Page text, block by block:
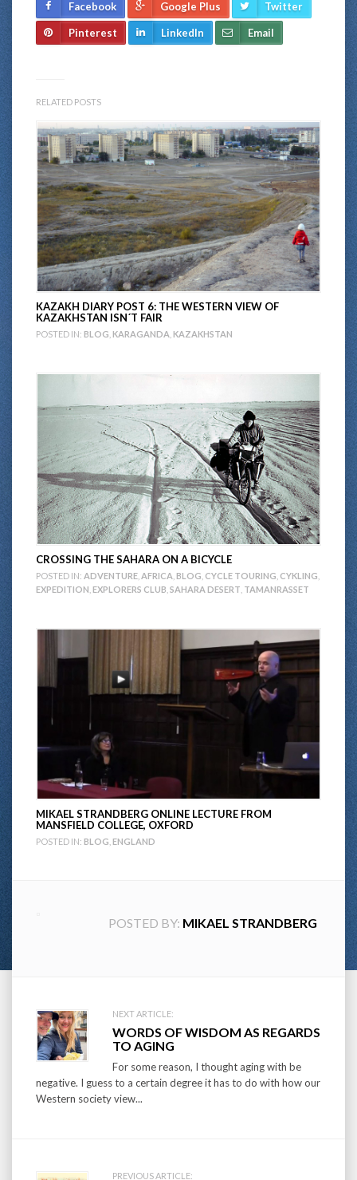
Facebook Google Plus Twitter
Pinterest LinkedIn Email
RELATED POSTS
KAZAKH DIARY POST 6: THE WESTERN VIEW OF
KAZAKHSTAN ISN´T FAIR
POSTED IN: BLOG KARAGANDA KAZAKHSTAN
CROSSING THE SAHARA ON A BICYCLE
POSTED IN: ADVENTURE AFRICA BLOG CYCLE TOURING CYKLING
EXPEDITION EXPLORERS CLUB SAHARA DESERT TAMANRASSET
MIKAEL STRANDBERG ONLINE LECTURE FROM
MANSFIELD COLLEGE, OXFORD
POSTED IN: BLOG ENGLAND
POSTED BY: MIKAEL STRANDBERG
Post
navigation
NEXT ARTICLE:
WORDS OF WISDOM AS REGARDS
TO AGING
For some reason, I thought aging with be
negative. I guess to a certain degree it has to do with how our
Western society view...
PREVIOUS ARTICLE: